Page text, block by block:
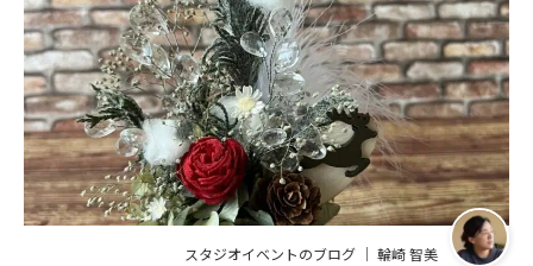
スタジオイベントのブログ ｜ 輪崎 智美